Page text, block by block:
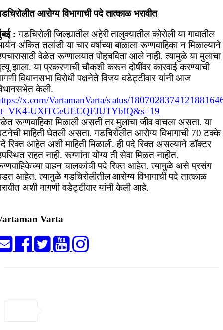
आरोग्य विभागाची पदे तात्काळ भरावीत
: गडचिरोली जिल्ह्यातील अहेरी तालुक्यातील कोरोली या गावातील
अंकित तलांडी या चार वर्षाच्या बाळाला रूग्णवाहिका न मिळाल्याने
वेळेत रूग्णालयात पोहचविता आले नाही. त्यामुळे या मुलाचा
झाला. या प्रकरणाची चौकशी करून दोषींवर कारवाई करण्याची
विधानसभा विरोधी पक्षनेते विजय वडेट्टीवार यांनी आज
केली.
x.com/VartamanVarta/status/
UXlTCeUECQFJUTYbIQ&s=19
रूग्णवाहिका मिळाली असती तर मुलाचा जीव वाचला असता. या
माहिती घेतली असता. गडचिरोलीत आरोग्य विभागाची 70 टक्के
रिक्त आहेत अशी माहिती मिळाली. ही पदे रिक्त असल्याने डॉक्टर
राहत नाही. रूग्णांना योग्य ती सेवा मिळत नाहीत.
वाहन चालकांची पदे रिक्त आहेत. त्यामुळे असे प्रसंग
आहेत. त्यामुळे गडचिरोलीतील आरोग्य विभागाची पदे तात्काळ
अशी मागणी वडेट्टीवार यांनी केली आहे.
Varta